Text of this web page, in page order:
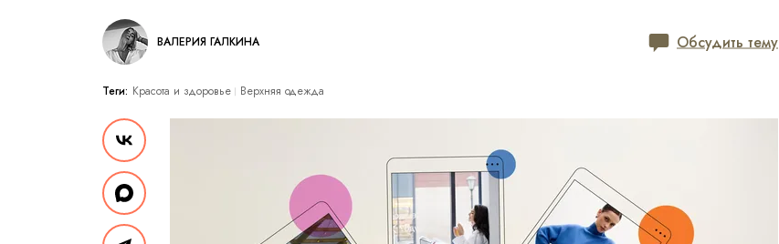
ВАЛЕРИЯ ГАЛКИНА Обсудить тему
Теги: Красота и здоровье Верхняя одежда